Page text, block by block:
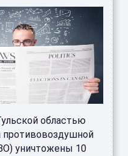
областью
уничтожены 10